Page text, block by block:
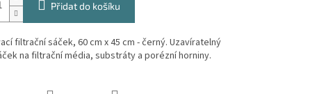
Přidat do košíku
filtrační sáček, 60 cm x 45 cm - černý. Uzavíratelný
na filtrační média, substráty a porézní horniny.